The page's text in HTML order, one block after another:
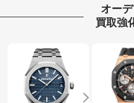
オー
買取強